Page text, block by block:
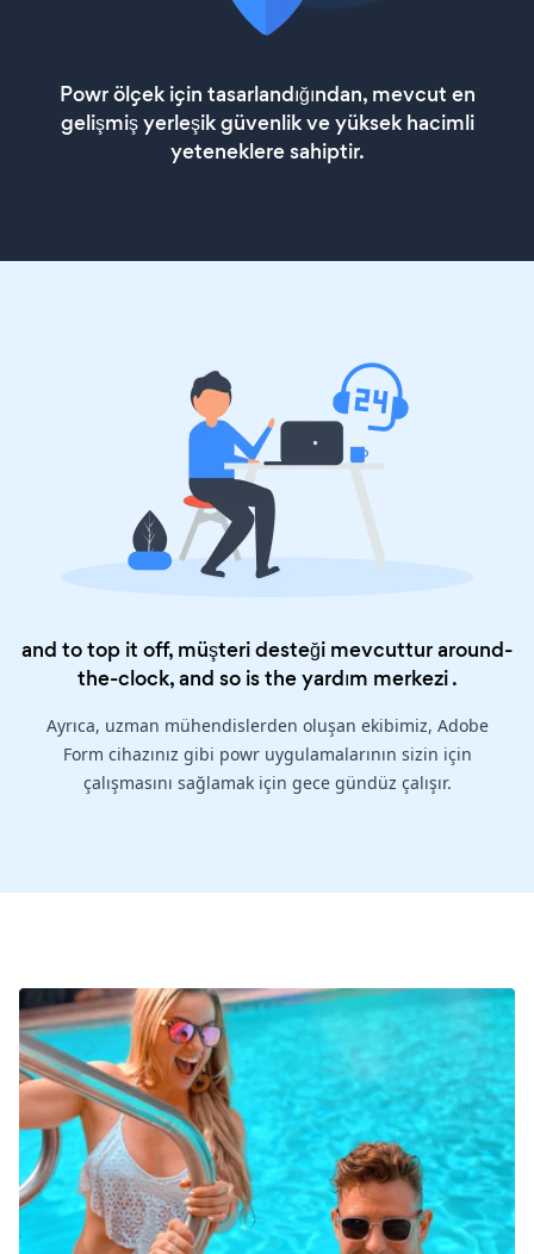
Powr ölçek için tasarlandığından, mevcut en
gelişmiş yerleşik güvenlik ve yüksek hacimli
yeteneklere sahiptir.
and to top it off, müşteri desteği mevcuttur around-
the-clock, and so is theyardım merkezi.
Ayrıca, uzman mühendislerden oluşan ekibimiz, Adobe
Form cihazınız gibi powr uygulamalarının sizin için
çalışmasını sağlamak için gece gündüz çalışır.